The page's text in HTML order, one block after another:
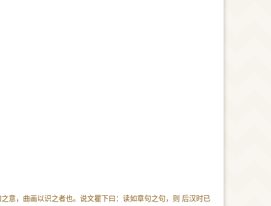
之意，曲画以识之者也。说文瞿下曰：读如章句之句，则 后汉时已